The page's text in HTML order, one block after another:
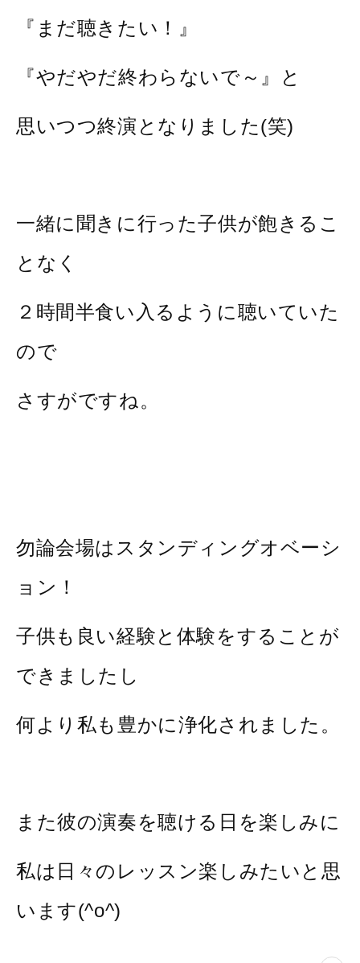
『まだ聴きたい！』
『やだやだ終わらないで～』と
思いつつ終演となりました(笑)
一緒に聞きに行った子供が飽きるこ
となく
２時間半食い入るように聴いていた
ので
さすがですね。
勿論会場はスタンディングオベーシ
ョン！
子供も良い経験と体験をすることが
できましたし
何より私も豊かに浄化されました。
また彼の演奏を聴ける日を楽しみに
私は日々のレッスン楽しみたいと思
います(^o^)